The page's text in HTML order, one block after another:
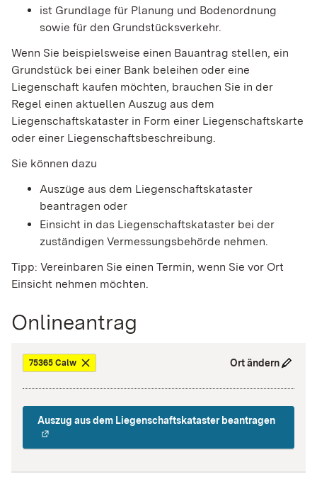
ist Grundlage für Planung und Bodenordnung
sowie für den Grundstücksverkehr.
Wenn Sie beispielsweise einen Bauantrag stellen, ein
Grundstück bei einer Bank beleihen oder eine
Liegenschaft kaufen möchten, brauchen Sie in der
Regel einen aktuellen Auszug aus dem
Liegenschaftskataster in Form einer Liegenschaftskarte
oder einer Liegenschaftsbeschreibung.
Sie können dazu
Auszüge aus dem Liegenschaftskataster
beantragen oder
Einsicht in das Liegenschaftskataster bei der
zuständigen Vermessungsbehörde nehmen.
Tipp: Vereinbaren Sie einen Termin, wenn Sie vor Ort
Einsicht nehmen möchten.
Onlineantrag
75365 Calw Ort ändern
Auszug aus dem Liegenschaftskataster beantragen